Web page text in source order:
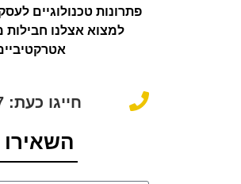
פתרונות טכנולוגיים
למצוא אצלנו
חייגו כעת: 077-8040307